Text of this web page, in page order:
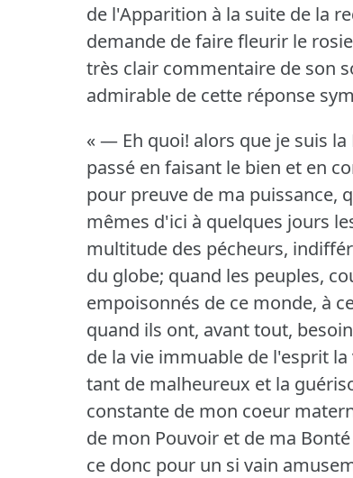
de l'Apparition à la suite de la
demande de faire fleurir le
très clair commentaire de son
admirable de cette réponse
« — Eh quoi! alors que je suis la
passé en faisant le bien et en
pour preuve de ma puissance,
mêmes d'ici à quelques jours
multitude des pécheurs,
du globe; quand les peuples,
empoisonnés de ce monde, à
quand ils ont, avant tout,
de la vie immuable de l'esprit
tant de malheureux et la
constante de mon coeur
de mon Pouvoir et de ma
ce donc pour un si vain